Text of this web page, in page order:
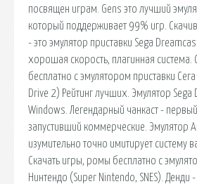
посвящен играм. Gens это лучший
который поддерживает 99% игр.
- это эмулятор приставки Sega
хорошая скорость, плагинная система.
бесплатно с эмулятором приставки
Drive 2) Рейтинг лучших. Эмулятор
Windows. Легендарный чанкаст -
запустивший коммерческие. Эмулятор
изумительно точно имитирует систему
Скачать игры, ромы бесплатно с
Нинтендо (Super Nintendo, SNES). Денди